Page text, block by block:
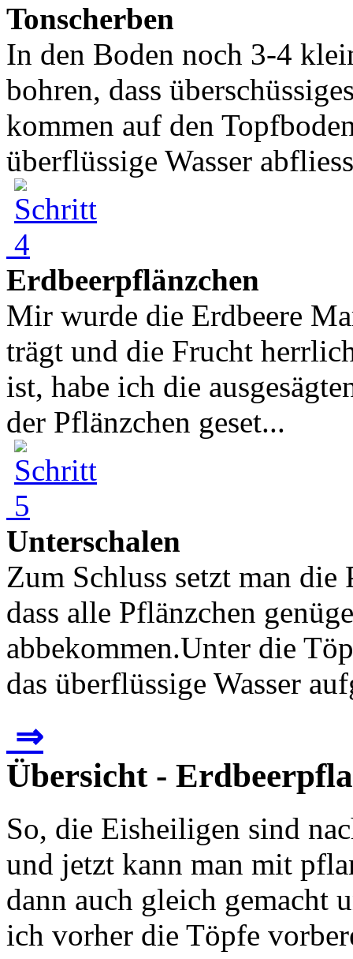
Tonscherben
In den Boden noch 3-4
bohren, dass
kommen auf den
überflüssige Wasser
Erdbeerpflänzchen
Mir wurde die Erdbeere
trägt und die Frucht
ist, habe ich die
der Pflänzchen geset...
Unterschalen
Zum Schluss setzt man die
dass alle Pflänzchen
abbekommen.Unter die
das überflüssige Wasser
⇒
Übersicht -
So, die Eisheiligen sind
und jetzt kann man mit
dann auch gleich gemacht
ich vorher die Töpfe